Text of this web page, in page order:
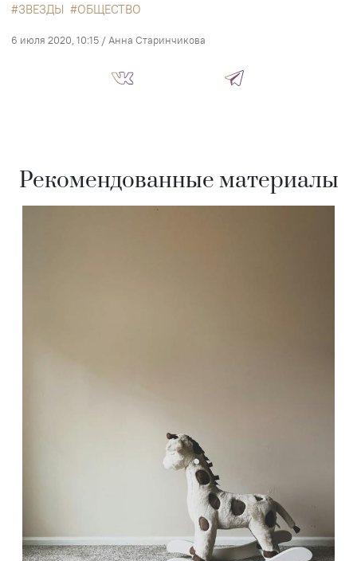
ЗВЕЗДЫ ОБЩЕСТВО
6 июля 2020, 10:15 / Анна Старинчикова
Рекомендованные материалы